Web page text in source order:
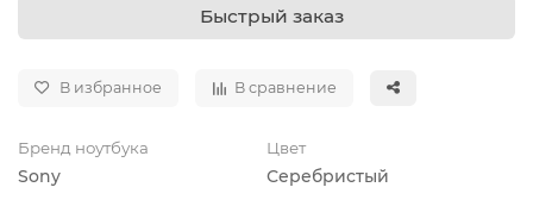
Быстрый заказ
В избранное В сравнение
Бренд ноутбука
Sony
Цвет
Серебристый